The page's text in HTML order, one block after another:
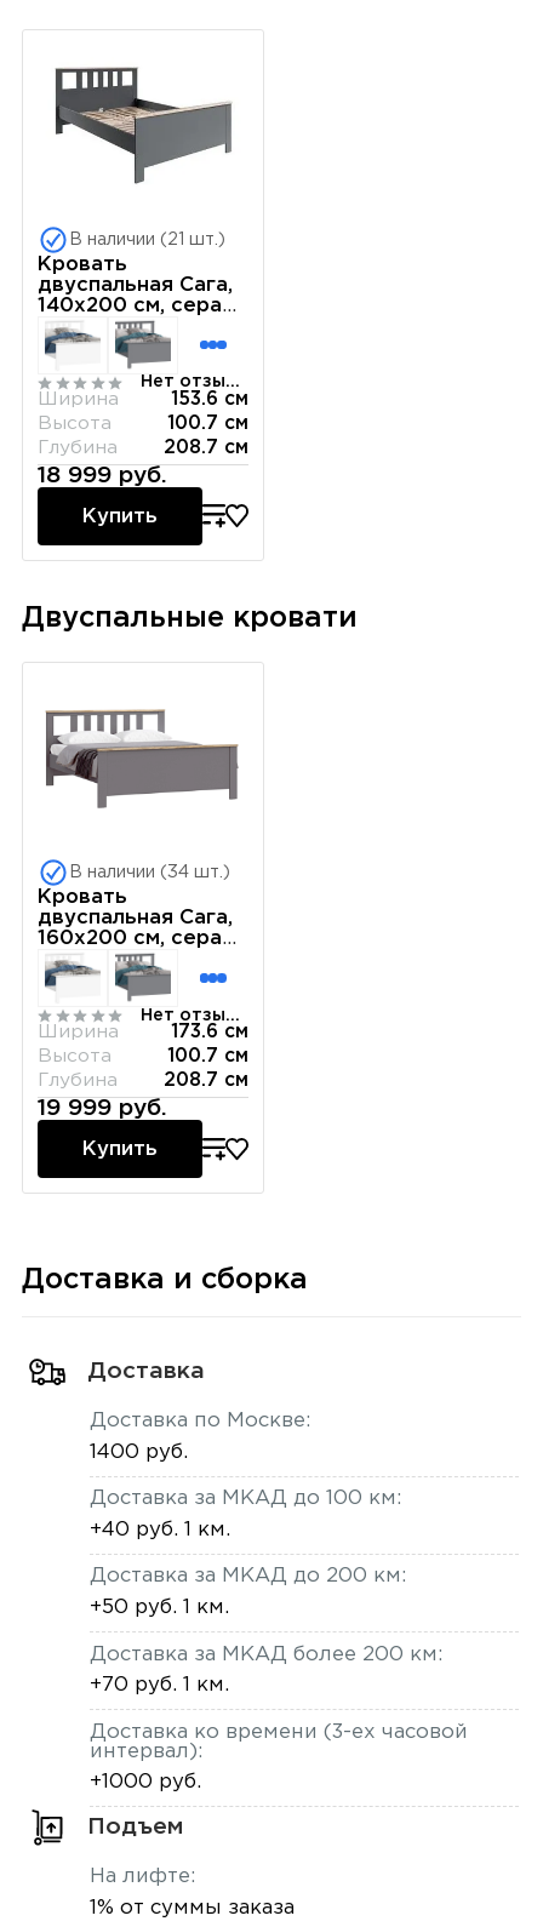
В наличии (21 шт.)
Кровать
двуспальная Сага,
140х200 см, серая/
ясень
Нет отзывов
Ширина
153.6 см
Высота
100.7 см
Глубина
208.7 см
18 999 руб.
Купить
Двуспальные кровати
В наличии (34 шт.)
Кровать
двуспальная Сага,
160х200 см, серая/
ясень
Нет отзывов
Ширина
173.6 см
Высота
100.7 см
Глубина
208.7 см
19 999 руб.
Купить
Доставка и сборка
Доставка
Доставка по Москве:
1400 руб.
Доставка за МКАД до 100 км:
+40 руб. 1 км.
Доставка за МКАД до 200 км:
+50 руб. 1 км.
Доставка за МКАД более 200 км:
+70 руб. 1 км.
Доставка ко времени (3-ех часовой
интервал):
+1000 руб.
Подъем
На лифте:
1% от суммы заказа